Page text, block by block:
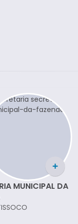
MUNICIPAL DA